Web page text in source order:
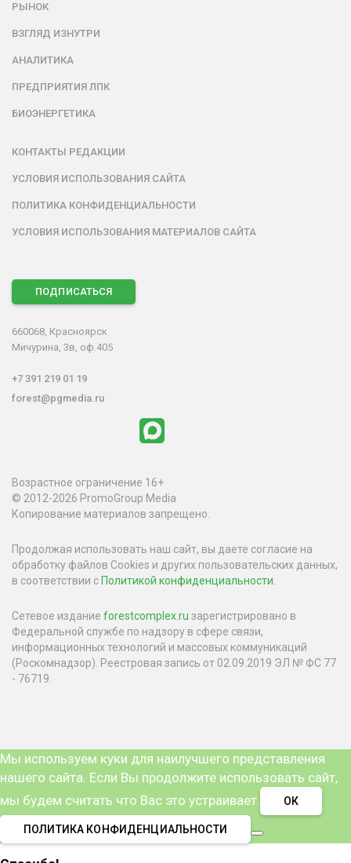
РЫНОК
ВЗГЛЯД ИЗНУТРИ
АНАЛИТИКА
ПРЕДПРИЯТИЯ ЛПК
БИОЭНЕРГЕТИКА
КОНТАКТЫ РЕДАКЦИИ
УСЛОВИЯ ИСПОЛЬЗОВАНИЯ САЙТА
ПОЛИТИКА КОНФИДЕНЦИАЛЬНОСТИ
УСЛОВИЯ ИСПОЛЬЗОВАНИЯ МАТЕРИАЛОВ САЙТА
ПОДПИСАТЬСЯ
660068, Красноярск
Мичурина, 3в, оф.405
+7 391 219 01 19
forest@pgmedia.ru
Возрастное ограничение 16+
© 2012-2026 PromoGroup Media
Копирование материалов запрещено.
Продолжая использовать наш сайт, вы даете согласие на
обработку файлов Cookies и других пользовательских данных,
в соответствии с Политикой конфиденциальности
Сетевое издание forestcomplex.ru зарегистрировано в
Федеральной службе по надзору в сфере связи,
информационных технологий и массовых коммуникаций
(Роскомнадзор). Реестровая запись от 02.09.2019 ЭЛ № ФС 77
- 76719.
Мы используем куки для наилучшего представления
нашего сайта. Если Вы продолжите использовать сайт,
мы будем считать что Вас это устраивает.
ОК
ПОЛИТИКА КОНФИДЕНЦИАЛЬНОСТИ